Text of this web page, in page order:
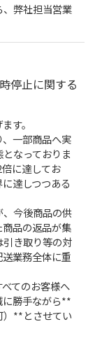
弊社担当営業
停止に関する
す。
一部商品へ実
なっておりま
に達してお
達しつつある
今後商品の供
品の返品が集
き取り等の対
業務全体に重
てのお客様へ
に勝手ながら**
）**とさせてい